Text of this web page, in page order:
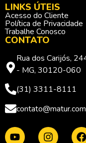
LINKS ÚTEIS
Acesso do Cliente
Política de Privacidade
Trabalhe Conosco
CONTATO
Rua dos Carijós,
- MG, 30120-060
(31) 3311-8111